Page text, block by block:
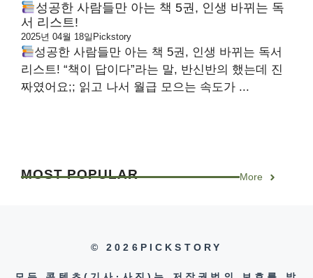
성공한 사람들만 아는 책 5권, 인생 바뀌는 독
서 리스트!
2025년 04월 18일 Pickstory
성공한 사람들만 아는 책 5권, 인생 바뀌는 독서
리스트! “책이 답이다”라는 말, 반신반의 했는데 진
짜였어요;; 읽고 나서 월급 모으는 속도가 ...
MOSTPOPULAR More
© 2026PICKSTORY